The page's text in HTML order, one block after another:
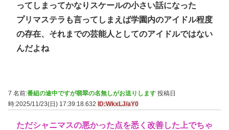
ってしまってかなりスケールの小さい話になった
プリマステラも言ってしまえば学園内のアイドル程度
の存在、それまでの芸能人としてのアイドルではない
んだよね
7 名前:番組の途中ですが翡翠の名無しがお送りします 投稿日
時:2025/11/23(日) 17:39:18.632 ID:WkxLJ/aY0
ただシャニマスの悪かった点を悉く改善した上でちゃ